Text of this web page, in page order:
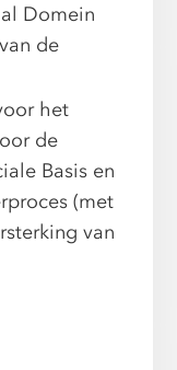
Domein
de
het
de
Basis en
(met
van